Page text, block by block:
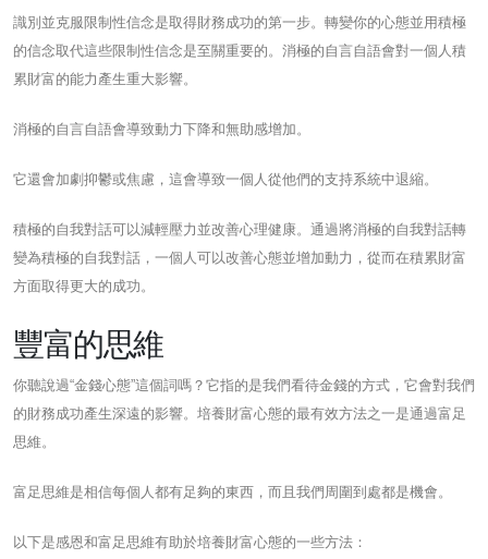
識別並克服限制性信念是取得財務成功的第一步。轉變你的心態並用積極
的信念取代這些限制性信念是至關重要的。消極的自言自語會對一個人積
累財富的能力產生重大影響。
消極的自言自語會導致動力下降和無助感增加。
它還會加劇抑鬱或焦慮，這會導致一個人從他們的支持系統中退縮。
積極的自我對話可以減輕壓力並改善心理健康。通過將消極的自我對話轉
變為積極的自我對話，一個人可以改善心態並增加動力，從而在積累財富
方面取得更大的成功。
豐富的思維
你聽說過“金錢心態”這個詞嗎？它指的是我們看待金錢的方式，它會對我們
的財務成功產生深遠的影響。培養財富心態的最有效方法之一是通過富足
思維。
富足思維是相信每個人都有足夠的東西，而且我們周圍到處都是機會。
以下是感恩和富足思維有助於培養財富心態的一些方法：